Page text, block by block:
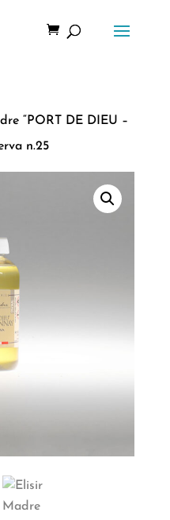
“PORT DE DIEU –
n.25